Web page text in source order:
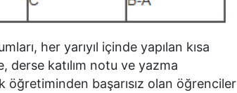
her yarıyıl içinde yapılan kısa
derse katılım notu ve yazma
öğretiminden başarısız olan öğrenciler